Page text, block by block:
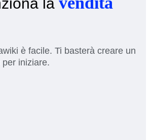
è facile. Ti basterà creare un
iniziare.